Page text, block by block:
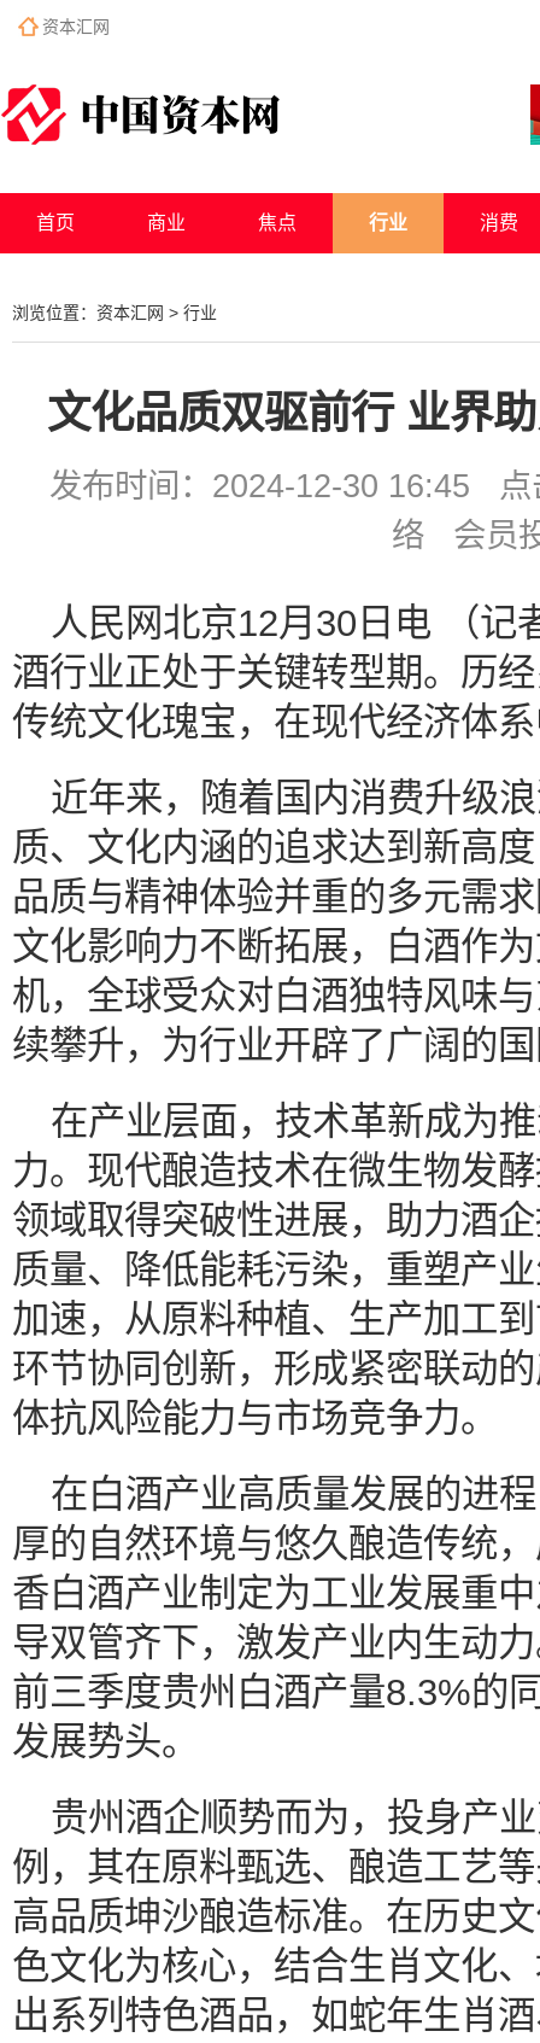
资本汇网
首页 商业 焦点 行业 消费
浏览位置： 资本汇网 > 行业
文化品质双驱前行 业界
发布时间：2024-12-30 16:45
络 会员
人民网北京12月30日电 （记
酒行业正处于关键转型期。历
传统文化瑰宝，在现代经济体
近年来，随着国内消费升级
质、文化内涵的追求达到新高
品质与精神体验并重的多元需
文化影响力不断拓展，白酒作
机，全球受众对白酒独特风味
续攀升，为行业开辟了广阔的
在产业层面，技术革新成为
力。现代酿造技术在微生物发
领域取得突破性进展，助力酒
质量、降低能耗污染，重塑产
加速，从原料种植、生产加工
环节协同创新，形成紧密联动
体抗风险能力与市场竞争力。
在白酒产业高质量发展的进
厚的自然环境与悠久酿造传统
香白酒产业制定为工业发展重
导双管齐下，激发产业内生动
前三季度贵州白酒产量8.3%的
发展势头。
贵州酒企顺势而为，投身产
例，其在原料甄选、酿造工艺
高品质坤沙酿造标准。在历史
色文化为核心，结合生肖文化
出系列特色酒品，如蛇年生肖